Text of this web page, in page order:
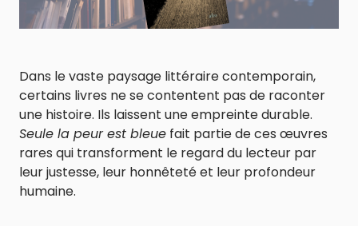
Dans le vaste paysage littéraire contemporain,
certains livres ne se contentent pas de raconter
une histoire. Ils laissent une empreinte durable.
Seule la peur est bleue fait partie de ces œuvres
rares qui transforment le regard du lecteur par
leur justesse, leur honnêteté et leur profondeur
humaine.